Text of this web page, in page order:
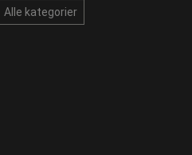
Alle kategorier